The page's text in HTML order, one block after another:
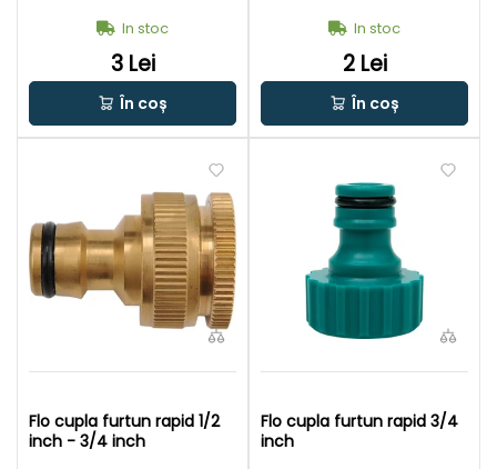
In stoc
3 Lei
În coș
In stoc
2 Lei
În coș
Flo cupla furtun rapid 1/2
inch - 3/4 inch
Flo cupla furtun rapid 3/4
inch